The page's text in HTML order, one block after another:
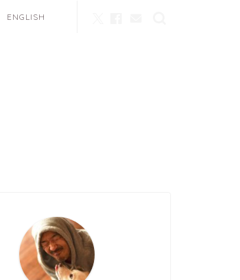
ENGLISH